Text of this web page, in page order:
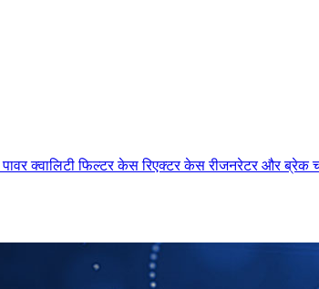
पावर क्वालिटी फिल्टर केस रिएक्टर केस रीजनरेटर और ब्रेक